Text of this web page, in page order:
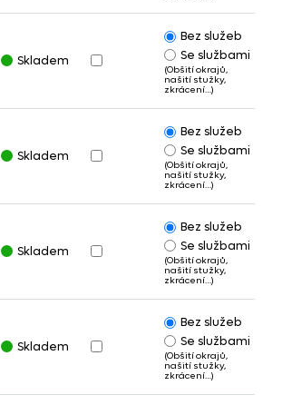
Skladem
Bez služeb
Se službami
(Obšití okrajů,
našití stužky,
zkrácení…)
Skladem
Bez služeb
Se službami
(Obšití okrajů,
našití stužky,
zkrácení…)
Skladem
Bez služeb
Se službami
(Obšití okrajů,
našití stužky,
zkrácení…)
Skladem
Bez služeb
Se službami
(Obšití okrajů,
našití stužky,
zkrácení…)